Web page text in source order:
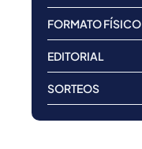
FORMATO FÍSICO
EDITORIAL
SORTEOS